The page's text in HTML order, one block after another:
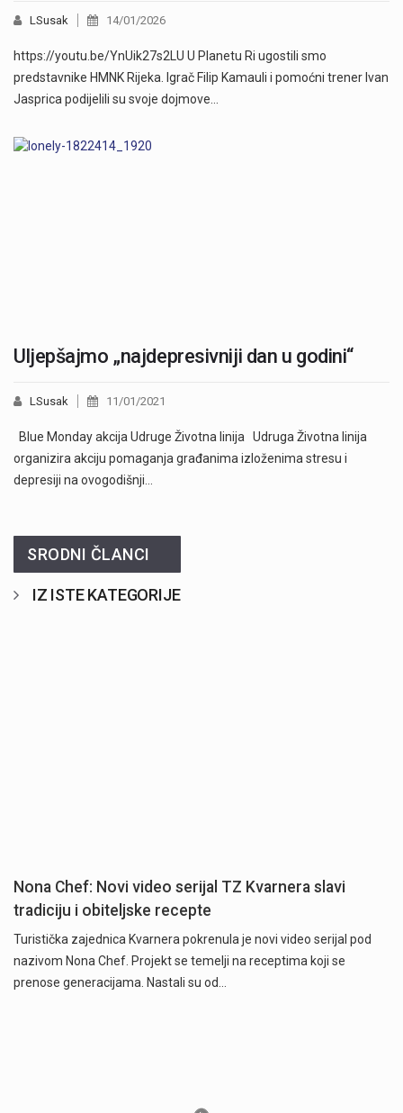
LSusak 14/01/2026
https://youtu.be/YnUik27s2LU U Planetu Ri ugostili smo
predstavnike HMNK Rijeka. Igrač Filip Kamauli i pomoćni trener Ivan
Jasprica podijelili su svoje dojmove…
Uljepšajmo „najdepresivniji dan u godini“
LSusak 11/01/2021
Blue Monday akcija Udruge Životna linija Udruga Životna linija
organizira akciju pomaganja građanima izloženima stresu i
depresiji na ovogodišnji…
SRODNI ČLANCI
IZ ISTE KATEGORIJE
Nona Chef: Novi video serijal TZ Kvarnera slavi
tradiciju i obiteljske recepte
Turistička zajednica Kvarnera pokrenula je novi video serijal pod
nazivom Nona Chef. Projekt se temelji na receptima koji se
prenose generacijama. Nastali su od…